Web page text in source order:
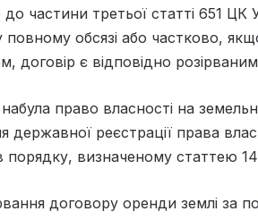
до частини третьої статті 651
повному обсязі або частково,
договір є відповідно
право власності на
державної реєстрації права
порядку, визначеному статтею
договору оренди землі